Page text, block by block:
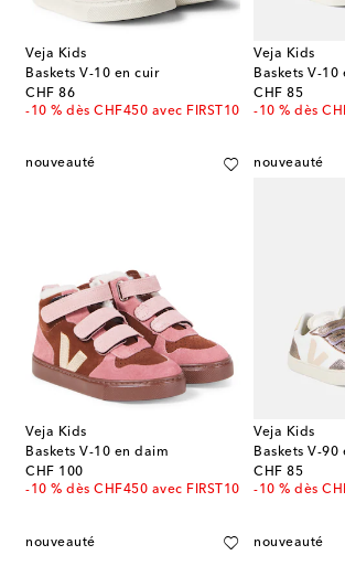
Veja Kids
Baskets V-10 en cuir
CHF 86
original price
-10 % dès CHF450 avec FIRST10
Veja Kids
Baskets V-10
CHF 85
original price
-10 % dès
nouveauté
Veja Kids
Baskets V-10 en daim
CHF 100
original price
-10 % dès CHF450 avec FIRST10
nouveauté
Veja Kids
Baskets V-90
CHF 85
original price
-10 % dès
nouveauté nouveauté